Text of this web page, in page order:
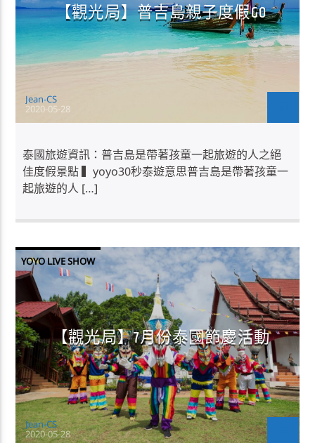
【觀光局】普吉島親子度假GO
Jean-CS
2020-05-28
泰國旅遊資訊：普吉島是帶著孩童一起旅遊的人之絕
佳度假景點 ▍yoyo30秒泰遊意思普吉島是帶著孩童一
起旅遊的人 […]
YOYO LIVE SHOW
【觀光局】7月份泰國節慶活動
Jean-CS
2020-05-28